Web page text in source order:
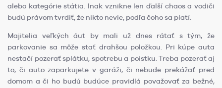
alebo kategórie státia. Inak vznikne len ďalší chaos a vodiči
budú právom tvrdiť, že nikto nevie, podľa čoho sa platí.
Majitelia veľkých áut by mali už dnes rátať s tým, že
parkovanie sa môže stať drahšou položkou. Pri kúpe auta
nestačí pozerať splátku, spotrebu a poistku. Treba pozerať aj
to, či auto zaparkujete v garáži, či nebude prekážať pred
domom a či ho budú budúce pravidlá považovať za bežné,